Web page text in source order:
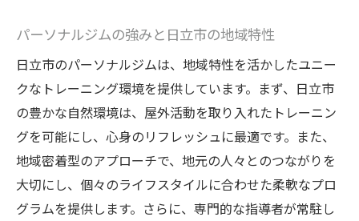
日立市でのフィットネスコミュニティとパ
日立市で理想の体型を目指すパーソナルジムの
魅力
個別目標に合わせたパーソナルトレーニン
グの魅力
日立市でのパーソナルジムのユニークなプ
ログラム
パーソナルジムの強みと日立市の地域特性
日立市のパーソナルジムは、地域特性を活かしたユニー
クなトレーニング環境を提供しています。まず、日立市
の豊かな自然環境は、屋外活動を取り入れたトレーニン
グを可能にし、心身のリフレッシュに最適です。また、
地域密着型のアプローチで、地元の人々とのつながりを
大切にし、個々のライフスタイルに合わせた柔軟なプロ
グラムを提供します。さらに、専門的な指導者が常駐し